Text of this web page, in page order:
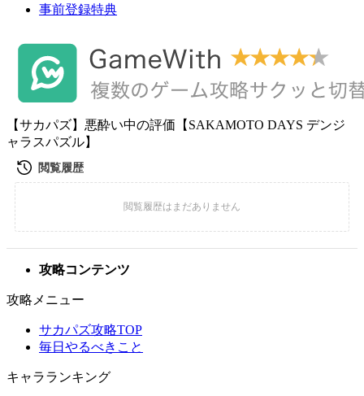
事前登録特典
【サカパズ】悪酔い中の評価【SAKAMOTO DAYS デンジ
ャラスパズル】
攻略コンテンツ
攻略メニュー
サカパズ攻略TOP
毎日やるべきこと
キャラランキング